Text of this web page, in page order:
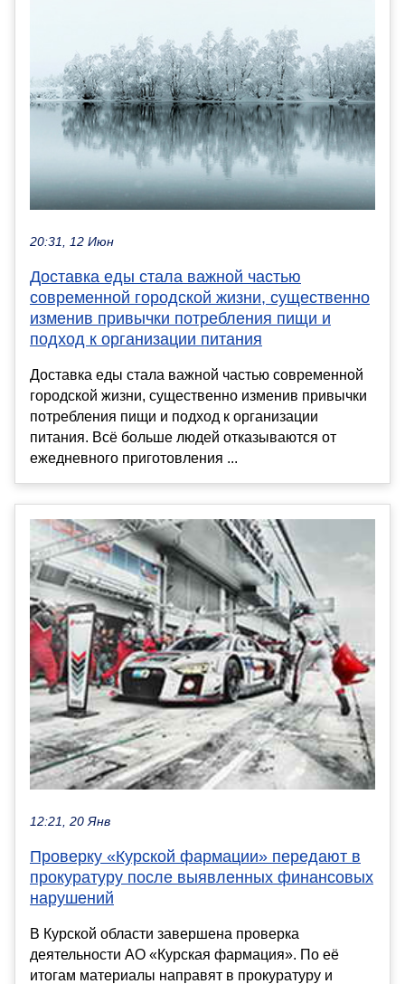
20:31, 12 Июн
Доставка еды стала важной частью
современной городской жизни, существенно
изменив привычки потребления пищи и
подход к организации питания
Доставка еды стала важной частью современной
городской жизни, существенно изменив привычки
потребления пищи и подход к организации
питания. Всё больше людей отказываются от
ежедневного приготовления ...
12:21, 20 Янв
Проверку «Курской фармации» передают в
прокуратуру после выявленных финансовых
нарушений
В Курской области завершена проверка
деятельности АО «Курская фармация». По её
итогам материалы направят в прокуратуру и